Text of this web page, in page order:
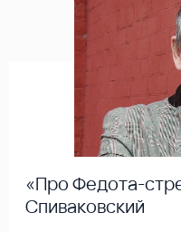
«Про Федота-
Спиваковский